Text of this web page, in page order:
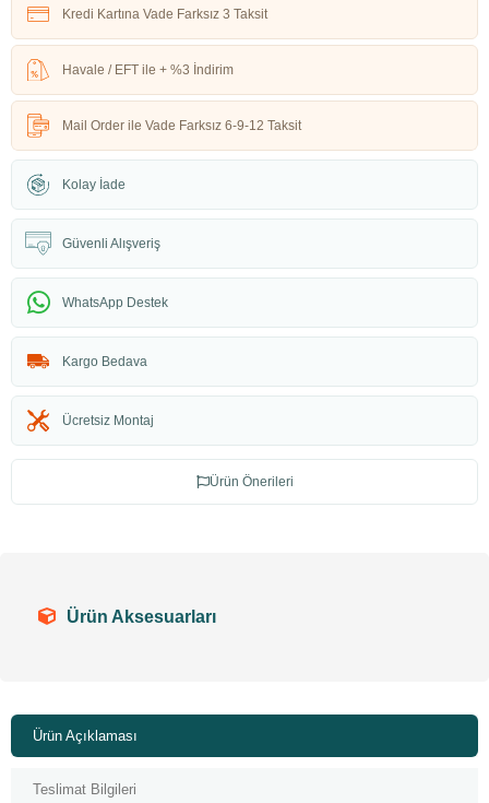
Kredi Kartına Vade Farksız 3 Taksit
Havale / EFT ile + %3 İndirim
Mail Order ile Vade Farksız 6-9-12 Taksit
Kolay İade
Güvenli Alışveriş
WhatsApp Destek
Kargo Bedava
Ücretsiz Montaj
Ürün Önerileri
Ürün Aksesuarları
Ürün Açıklaması
Teslimat Bilgileri